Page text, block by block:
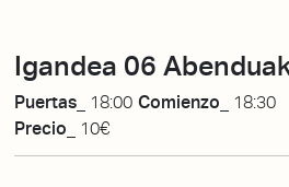
Igandea 06
Puertas_ 18:00 Comienzo_
18:30
Precio_
10€